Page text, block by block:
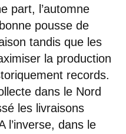
part, l’automne
pousse de
tandis que les
la production
records.
dans le Nord
les livraisons
l’inverse, dans le